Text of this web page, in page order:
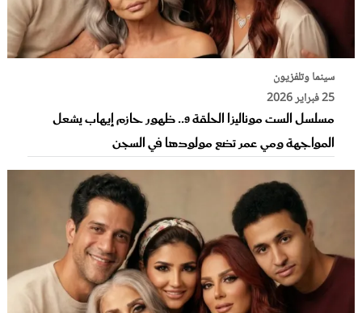
سينما وتلفزيون
25 فبراير 2026
مسلسل الست موناليزا الحلقة 9.. ظهور حازم إيهاب يشعل
المواجهة ومي عمر تضع مولودها في السجن